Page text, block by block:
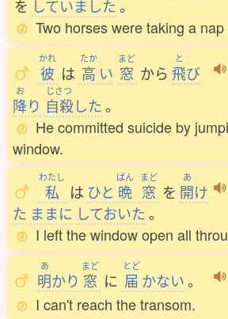
を していました。
Two horses were taking a
かれ
彼 は
たか
高 い
まど
窓 から
と
飛び
お
降り
じさつ
自殺した。
He committed suicide by
window.
わたし
私 は ひと
ばん
晩
まど
窓 を
あ
開け
た ままに しておいた。
I left the window open all
あ
明かり
まど
窓 に
とど
届 かない。
I can't reach the transom.